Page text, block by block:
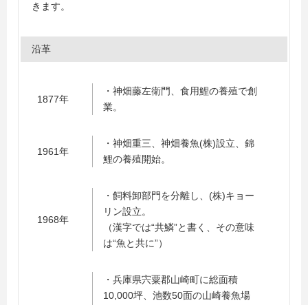
きます。
沿革
1877年
・神畑藤左衛門、食用鯉の養殖で創
業。
1961年
・神畑重三、神畑養魚(株)設立、錦
鯉の養殖開始。
1968年
・飼料卸部門を分離し、(株)キョー
リン設立。
（漢字では“共鱗”と書く、その意味
は“魚と共に”）
・兵庫県宍粟郡山崎町に総面積
10,000坪、池数50面の山崎養魚場